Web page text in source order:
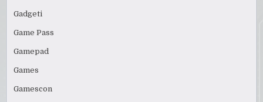
Gadgeti
Game Pass
Gamepad
Games
Gamescon